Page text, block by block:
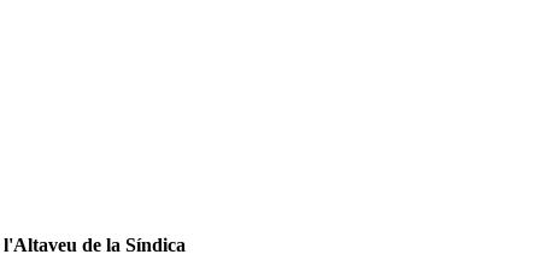
de la Síndica